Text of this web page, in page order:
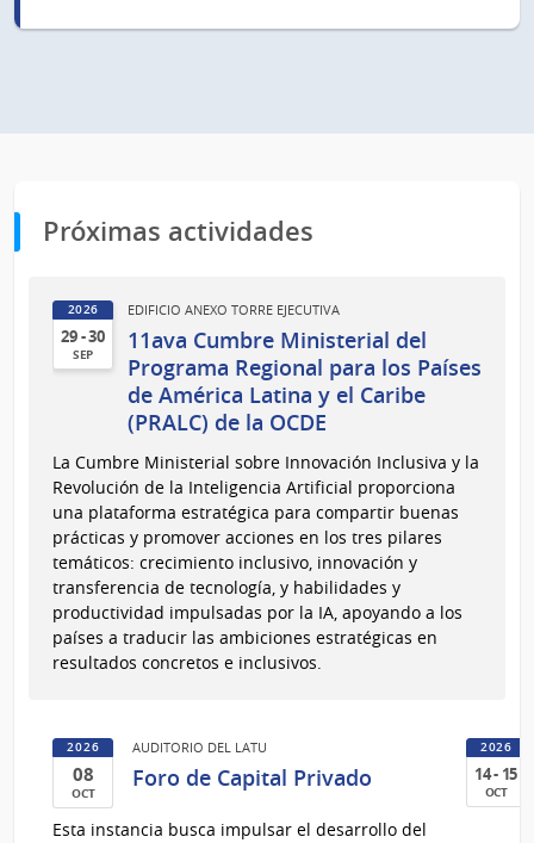
Próximas actividades
2026
29 - 30
SEP
de
Sep
del
2026
EDIFICIO ANEXO TORRE EJECUTIVA
11ava Cumbre Ministerial del
Programa Regional para los Países
de América Latina y el Caribe
(PRALC) de la OCDE
La Cumbre Ministerial sobre Innovación Inclusiva y la
Revolución de la Inteligencia Artificial proporciona
una plataforma estratégica para compartir buenas
prácticas y promover acciones en los tres pilares
temáticos: crecimiento inclusivo, innovación y
transferencia de tecnología, y habilidades y
productividad impulsadas por la IA, apoyando a los
países a traducir las ambiciones estratégicas en
resultados concretos e inclusivos.
2026
08
OCT
08
AUDITORIO DEL LATU
Foro de Capital Privado
Esta instancia busca impulsar el desarrollo del
2026
14 - 15
OCT